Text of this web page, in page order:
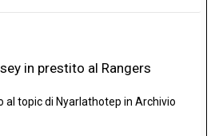
in prestito al Rangers
al topic di Nyarlathotep in Archivio